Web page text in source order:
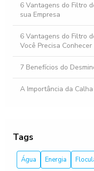
6 Vantagens do Filtro
sua Empresa
6 Vantagens do Filtro
Você Precisa Conhecer
7 Benefícios do
A Importância da
Abrandador de Água
Abrandador Industrial:
Tags
Água Energia